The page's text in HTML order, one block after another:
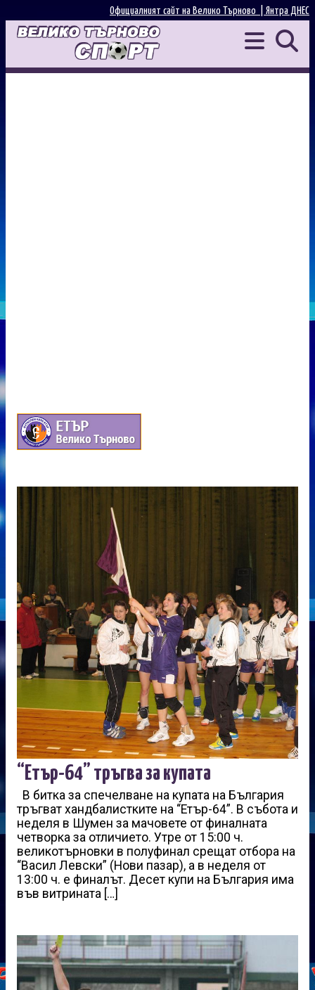
Янтра ДНЕС
Официалният сайт на Велико Търново |
“Етър-64” тръгва за купата
В битка за спечелване на купата на България
тръгват хандбалистките на “Етър-64”. В събота и
неделя в Шумен за мачовете от финалната
четворка за отличието. Утре от 15:00 ч.
великотърновки в полуфинал срещат отбора на
“Васил Левски” (Нови пазар), а в неделя от
13:00 ч. е финалът. Десет купи на България има
във витрината […]